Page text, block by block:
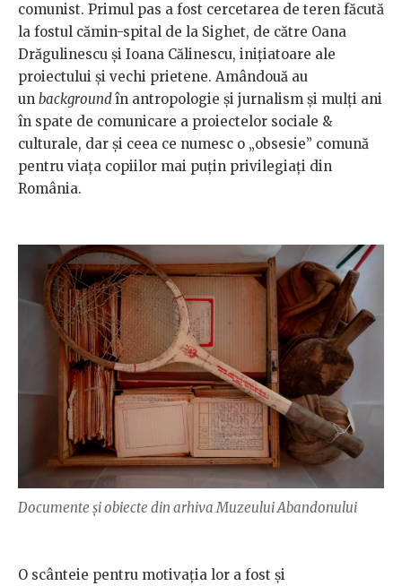
comunist. Primul pas a fost cercetarea de teren făcută
la fostul cămin-spital de la Sighet, de către Oana
Drăgulinescu și Ioana Călinescu, inițiatoare ale
proiectului și vechi prietene. Amândouă au
un backgroundîn antropologie și jurnalism și mulți ani
în spate de comunicare a proiectelor sociale &
culturale, dar și ceea ce numesc o „obsesie” comună
pentru viața copiilor mai puțin privilegiați din
România.
Documente și obiecte din arhiva Muzeului Abandonului
O scânteie pentru motivația lor a fost și